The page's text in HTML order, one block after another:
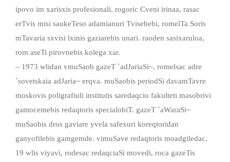
ipovo im xarisxis profesionali, rogoric Cveni irinaa, rasac
erTvis misi saukeTeso adamianuri Tvisebebi, romelTa Soris
mTavaria sxvisi lxinis gaziarebis unari. raoden sasixaruloa,
rom aseTi pirovnebis kolega xar.
– 1973 wlidan vmuSaob gazeT `adJariaSi~, romelsac adre
`sovetskaia adJaria~ erqva. muSaobis periodSi davamTavre
moskovis poligrafiuli institutis saredaqcio fakulteti masobrivi
gamocemebis redaqtoris specialobiT. gazeT `aWaraSi~
muSaobis dros gaviare yvela safexuri koreqtoridan
ganyofilebis gamgemde. vimuSave redaqtoris moadgiledac.
19 wlis viyavi, rodesac redaqciaSi movedi, roca gazeTis